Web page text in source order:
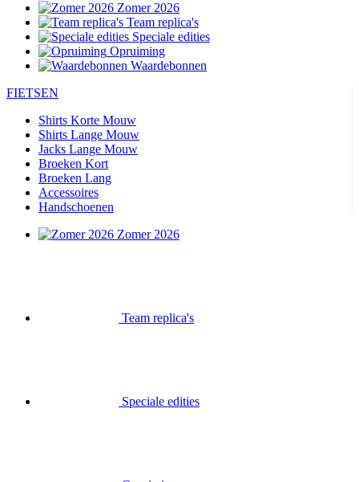
Zomer 2026
Team replica's
Speciale edities
Opruiming
Waardebonnen
FIETSEN
Shirts Korte Mouw
Shirts Lange Mouw
Jacks Lange Mouw
Broeken Kort
Broeken Lang
Accessoires
Handschoenen
Zomer 2026
Team replica's
Speciale edities